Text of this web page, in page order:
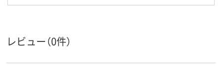
レビュー（0件）